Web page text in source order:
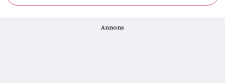
Annons